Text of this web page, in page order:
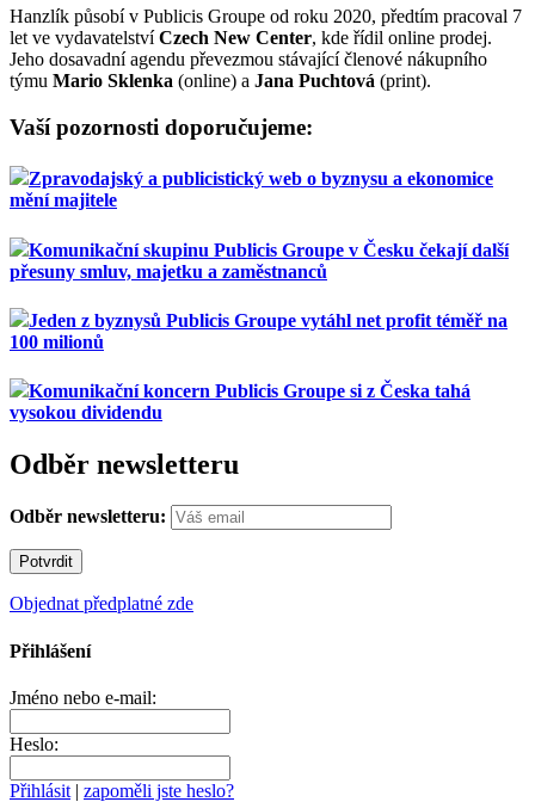
Hanzlík působí v Publicis Groupe od roku 2020, předtím pracoval 7
let ve vydavatelstvíCzech New Center, kde řídil online prodej.
Jeho dosavadní agendu převezmou stávající členové nákupního
týmu Mario Sklenka (online) a Jana Puchtová (print).
Vaší pozornosti doporučujeme:
Zpravodajský a publicistický web o byznysu a ekonomice
mění majitele
Komunikační skupinu Publicis Groupe v Česku čekají další
přesuny smluv, majetku a zaměstnanců
Jeden z byznysů Publicis Groupe vytáhl net profit téměř na
100 milionů
Komunikační koncern Publicis Groupe si z Česka tahá
vysokou dividendu
Odběr newsletteru
Odběr newsletteru:
Objednat předplatné zde
Přihlášení
Jméno nebo e-mail:
Heslo:
Přihlásit | zapoměli jste heslo?